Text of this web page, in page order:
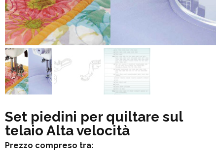
Set piedini per quiltare sul
telaio Alta velocità
Prezzo compreso tra: